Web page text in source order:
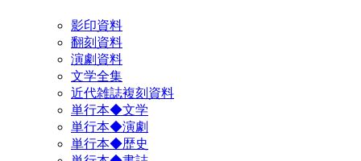
影印資料
翻刻資料
演劇資料
文学全集
近代雑誌複刻資料
単行本◆文学
単行本◆演劇
単行本◆歴史